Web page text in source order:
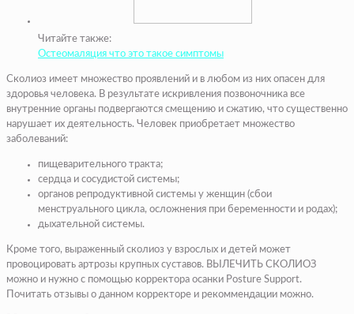
Читайте также:
Остеомаляция что это такое симптомы
Сколиоз имеет множество проявлений и в любом из них опасен для
здоровья человека. В результате искривления позвоночника все
внутренние органы подвергаются смещению и сжатию, что существенно
нарушает их деятельность. Человек приобретает множество
заболеваний:
пищеварительного тракта;
сердца и сосудистой системы;
органов репродуктивной системы у женщин (сбои
менструального цикла, осложнения при беременности и родах);
дыхательной системы.
Кроме того, выраженный сколиоз у взрослых и детей может
провоцировать артрозы крупных суставов. ВЫЛЕЧИТЬ СКОЛИОЗ
можно и нужно с помощью корректора осанки Posture Support.
Почитать отзывы о данном корректоре и рекоммендации можно.